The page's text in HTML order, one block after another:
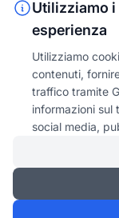
Tutte le
Tutti i Brand
Tutte le Regioni
Tutte le Province
Tutte le Città
Fai Decollare
Utilizziamo i
esperienza
Utilizziamo
contenuti,
traffico tramite
informazioni sul
social media,